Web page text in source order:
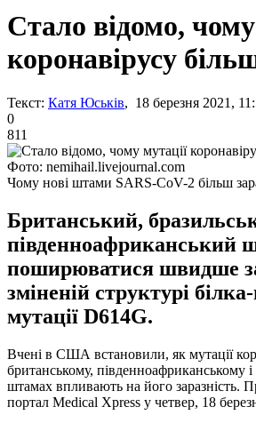
Стало відомо, чому
коронавірусу
Текст: Катя Юськів, 18 березня 2021,
0
811
Фото: nemihail.livejournal.com
Чому нові штами SARS-CoV-2 більш
Британський,
південноафриканський
поширюватися швидше
зміненій структурі
мутації D614G.
Вчені в США встановили, як мутації
британському, південноафриканському
штамах впливають на його заразність.
портал Medical Xpress у четвер, 18